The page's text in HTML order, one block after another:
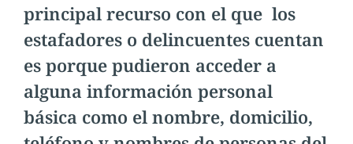
principal recurso con el que los
estafadores o delincuentes cuentan
es porque pudieron acceder a
alguna información personal
básica como el nombre, domicilio,